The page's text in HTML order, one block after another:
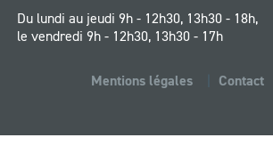
Du lundi au jeudi 9h - 12h30, 13h30 - 18h,
le vendredi 9h - 12h30, 13h30 - 17h
Mentions légales Contact